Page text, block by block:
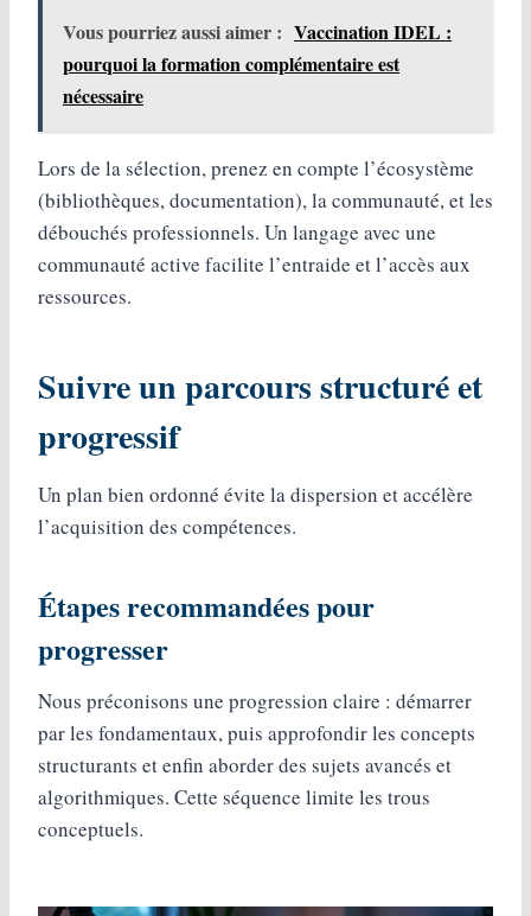
Vous pourriez aussi aimer : Vaccination IDEL :
pourquoi la formation complémentaire est
nécessaire
Lors de la sélection, prenez en compte l’écosystème
(bibliothèques, documentation), la communauté, et les
débouchés professionnels. Un langage avec une
communauté active facilite l’entraide et l’accès aux
ressources.
Suivre un parcours structuré et
progressif
Un plan bien ordonné évite la dispersion et accélère
l’acquisition des compétences.
Étapes recommandées pour
progresser
Nous préconisons une progression claire : démarrer
par les fondamentaux, puis approfondir les concepts
structurants et enfin aborder des sujets avancés et
algorithmiques. Cette séquence limite les trous
conceptuels.